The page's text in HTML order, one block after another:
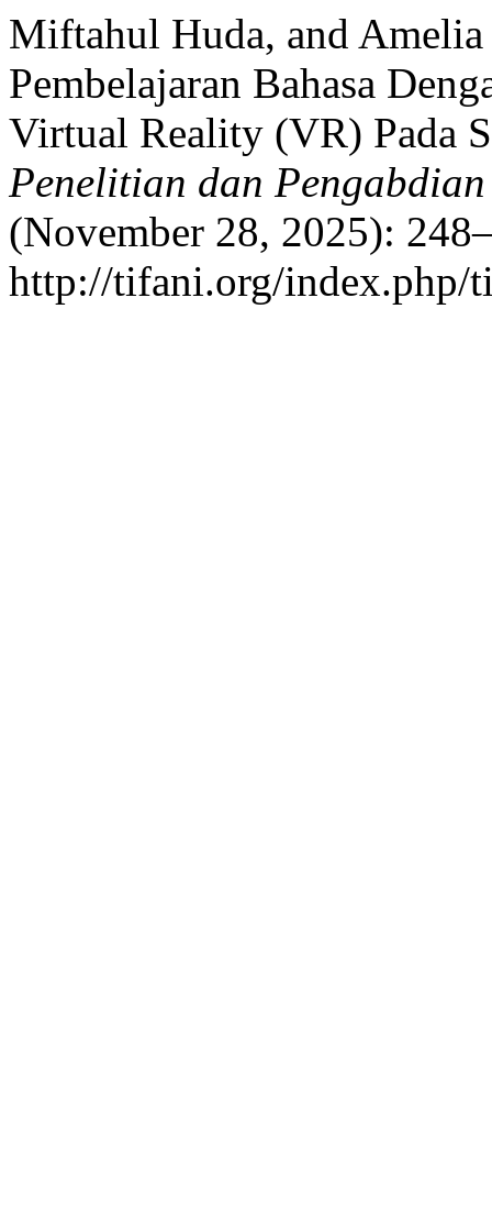
Miftahul Huda, and
Pembelajaran Bahasa
Virtual Reality (VR) Pada
Penelitian dan
(November 28, 2025):
http://tifani.org/index.php/